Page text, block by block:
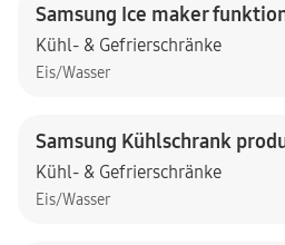
Samsung Ice maker
Kühl- & Gefrierschränke
Eis/Wasser
Samsung Kühlschrank
Kühl- & Gefrierschränke
Eis/Wasser